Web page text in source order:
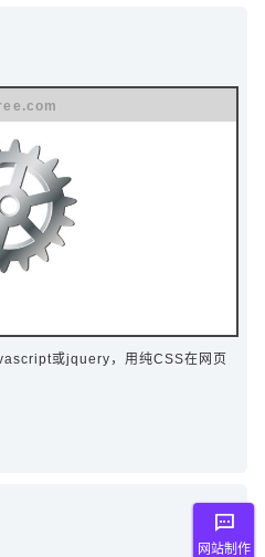
或jquery，用纯CSS在网页
网站制作